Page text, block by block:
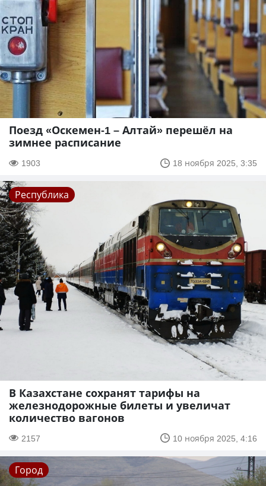
Поезд «Оскемен-1 – Алтай» перешёл на
зимнее расписание
1903 18 ноября 2025, 3:35
Республика
В Казахстане сохранят тарифы на
железнодорожные билеты и увеличат
количество вагонов
2157 10 ноября 2025, 4:16
Город